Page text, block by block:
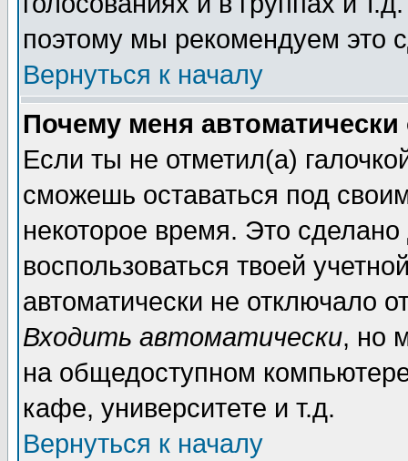
поэтому мы рекомендуем это
Вернуться к началу
Почему меня автоматически
Если ты не отметил(а)
сможешь оставаться под
некоторое время. Это
воспользоваться твоей
автоматически не отключало
Входить автоматически, но
на общедоступном
кафе, университете и т.д.
Вернуться к началу